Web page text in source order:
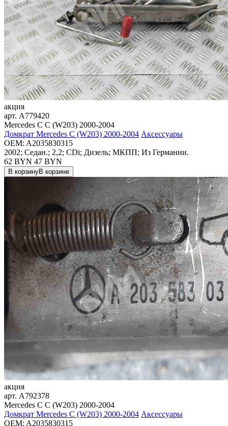
акция
арт. A779420
Mercedes C C (W203) 2000-2004
Домкрат Mercedes C (W203) 2000-2004 Аксессуары
OEM: A2035830315
2002; Седан.; 2,2; CDi; Дизель; МКПП; Из Германии.
62 BYN 47 BYN
В корзинуВ корзине
акция
арт. A792378
Mercedes C C (W203) 2000-2004
Домкрат Mercedes C (W203) 2000-2004 Аксессуары
OEM: A2035830315